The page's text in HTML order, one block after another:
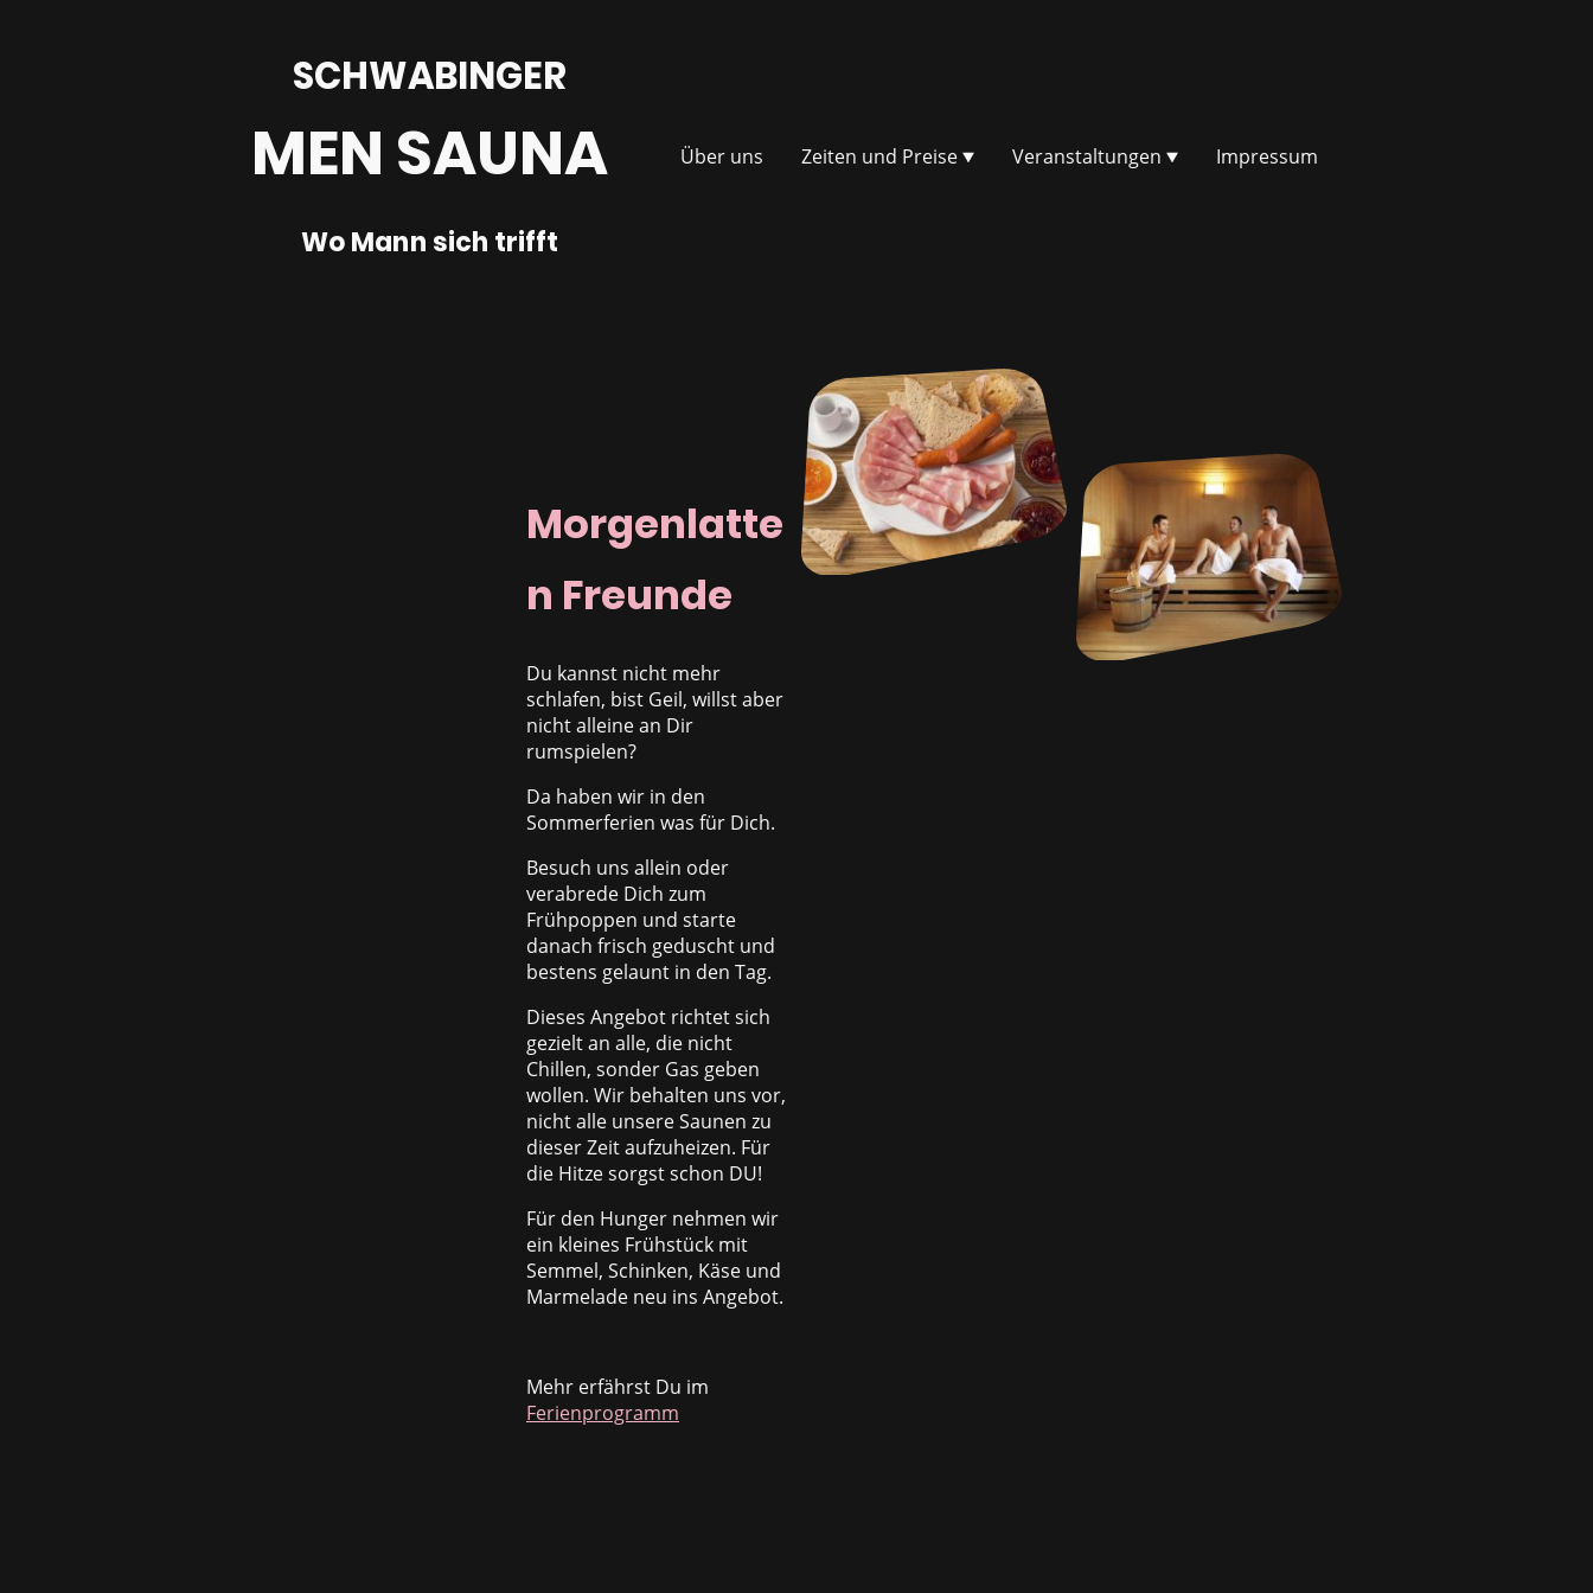
SCHWABINGER
MEN SAUNA
Wo Mann sich trifft
Über uns Zeiten und Preise Veranstaltungen Impressum
Morgenlatte
n Freunde
Du kannst nicht mehr
schlafen, bist Geil, willst aber
nicht alleine an Dir
rumspielen?
Da haben wir in den
Sommerferien was für Dich.
Besuch uns allein oder
verabrede Dich zum
Frühpoppen und starte
danach frisch geduscht und
bestens gelaunt in den Tag.
Dieses Angebot richtet sich
gezielt an alle, die nicht
Chillen, sonder Gas geben
wollen. Wir behalten uns vor,
nicht alle unsere Saunen zu
dieser Zeit aufzuheizen. Für
die Hitze sorgst schon DU!
Für den Hunger nehmen wir
ein kleines Frühstück mit
Semmel, Schinken, Käse und
Marmelade neu ins Angebot.
Mehr erfährst Du im
Ferienprogramm